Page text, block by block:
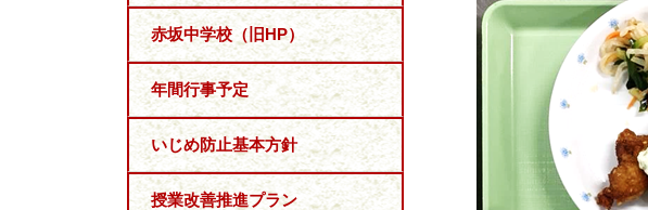
赤坂中学校（旧HP）
年間行事予定
いじめ防止基本方針
授業改善推進プラン